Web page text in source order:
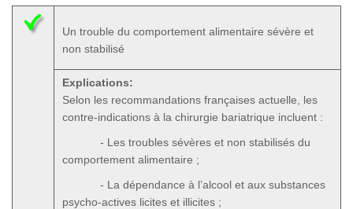
Un trouble du comportement alimentaire sévère et
non stabilisé
Explications:
Selon les recommandations françaises actuelle, les
contre-indications à la chirurgie bariatrique incluent :
- Les troubles sévères et non stabilisés du
comportement alimentaire ;
- La dépendance à l’alcool et aux substances
psycho-actives licites et illicites ;